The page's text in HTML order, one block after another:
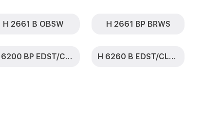
H 2661 B OBSW H 2661 BP BRWS
H 6200 BP EDST/CLST H 6260 B EDST/CLST